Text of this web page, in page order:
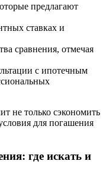
предлагают
ставках и
сравнения, отмечая
с ипотечным
не только сэкономить
для погашения
где искать и